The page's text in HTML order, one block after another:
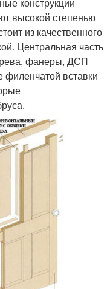
конструкции
высокой степенью
из качественного
Центральная часть
фанеры, ДСП
филенчатой вставки